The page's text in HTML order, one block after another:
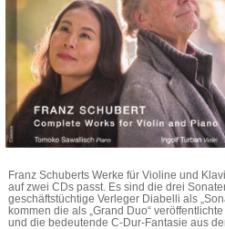
Franz Schuberts Werke für Violine und
auf zwei CDs passt. Es sind die drei
geschäftstüchtige Verleger Diabelli als
kommen die als „Grand Duo“
und die bedeutende C-Dur-Fantasie aus